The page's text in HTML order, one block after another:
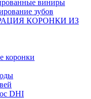
виниры
зубов
КОРОНКИ ИЗ
коронки
DHI